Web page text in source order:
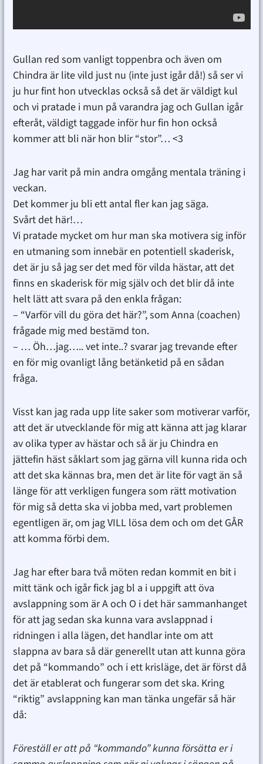
Gullan red som vanligt toppenbra och även om
Chindra är lite vild just nu (inte just igår då!) så ser vi
ju hur fint hon utvecklas också så det är väldigt kul
och vi pratade i mun på varandra jag och Gullan igår
efteråt, väldigt taggade inför hur fin hon också
kommer att bli när hon blir “stor”… <3
Jag har varit på min andra omgång mentala träning i
veckan.
Det kommer ju bli ett antal fler kan jag säga.
Svårt det här!…
Vi pratade mycket om hur man ska motivera sig inför
en utmaning som innebär en potentiell skaderisk,
det är ju så jag ser det med för vilda hästar, att det
finns en skaderisk för mig själv och det blir då inte
helt lätt att svara på den enkla frågan:
– “Varför vill du göra det här?”, som Anna (coachen)
frågade mig med bestämd ton.
– … Öh…jag….. vet inte..? svarar jag trevande efter
en för mig ovanligt lång betänketid på en sådan
fråga.
Visst kan jag rada upp lite saker som motiverar varför,
att det är utvecklande för mig att känna att jag klarar
av olika typer av hästar och så är ju Chindra en
jättefin häst såklart som jag gärna vill kunna rida och
att det ska kännas bra, men det är lite för vagt än så
länge för att verkligen fungera som rätt motivation
för mig så detta ska vi jobba med, vart problemen
egentligen är, om jag VILL lösa dem och om det GÅR
att komma förbi dem.
Jag har efter bara två möten redan kommit en bit i
mitt tänk och igår fick jag bl a i uppgift att öva
avslappning som är A och O i det här sammanhanget
för att jag sedan ska kunna vara avslappnad i
ridningen i alla lägen, det handlar inte om att
slappna av bara så där generellt utan att kunna göra
det på “kommando” och i ett krisläge, det är först då
det är etablerat och fungerar som det ska. Kring
“riktig” avslappning kan man tänka ungefär så här
då:
Föreställ er att på “kommando” kunna försätta er i